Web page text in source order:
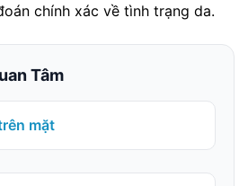
chính xác về tình trạng da.
Tâm
mặt